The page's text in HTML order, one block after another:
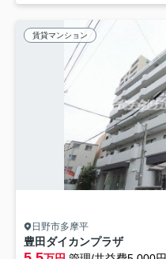
賃貸マンション
日野市多摩平
豊田ダイカンプラザ